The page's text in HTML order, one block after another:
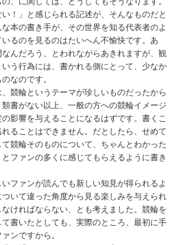
！」と感じられる記述が、そんなものだと
本の書き手が、その世界を知る代表者のよ
るのを見るのはたいへん不愉快です。あ
んだろう、とわれながらあきれますが、観
う行為には、書かれる側にとって、少なか
なのです。
競輪というテーマが珍しいものだったから
書がない以上、一般の方への競輪イメージ
影響を与えることになるはずです。書くこ
ることはできません。だとしたら、せめて
競輪そのものについて、ちゃんとわかった
ファンの多くに感じてもらえるように書き
ファンが読んでも新しい知見が得られるよ
いて違った角度から見る楽しみを与えられ
ければならない、とも考えました。競輪を
書いたとしても、実際のところ、最初に手
ンですから。